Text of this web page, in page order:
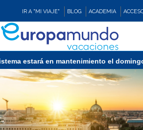
IR A "MI VIAJE" BLOG ACADEMIA
CRUCEROS
ASIA
estará en mantenimiento el domingo 9